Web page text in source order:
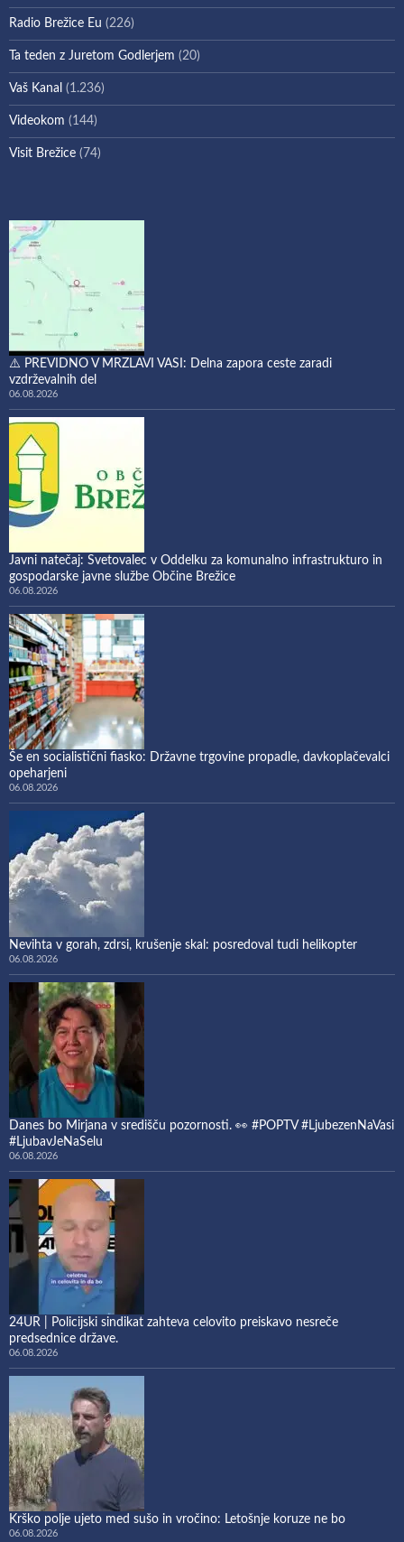
Radio Brežice Eu (226)
Ta teden z Juretom Godlerjem (20)
Vaš Kanal (1.236)
Videokom (144)
Visit Brežice (74)
⚠️ PREVIDNO V MRZLAVI VASI: Delna zapora ceste zaradi
vzdrževalnih del
06.08.2026
Javni natečaj: Svetovalec v Oddelku za komunalno infrastrukturo in
gospodarske javne službe Občine Brežice
06.08.2026
Še en socialistični fiasko: Državne trgovine propadle, davkoplačevalci
opeharjeni
06.08.2026
Nevihta v gorah, zdrsi, krušenje skal: posredoval tudi helikopter
06.08.2026
Danes bo Mirjana v središču pozornosti. 👀 #POPTV #LjubezenNaVasi
#LjubavJeNaSelu
06.08.2026
24UR | Policijski sindikat zahteva celovito preiskavo nesreče
predsednice države.
06.08.2026
Krško polje ujeto med sušo in vročino: Letošnje koruze ne bo
06.08.2026